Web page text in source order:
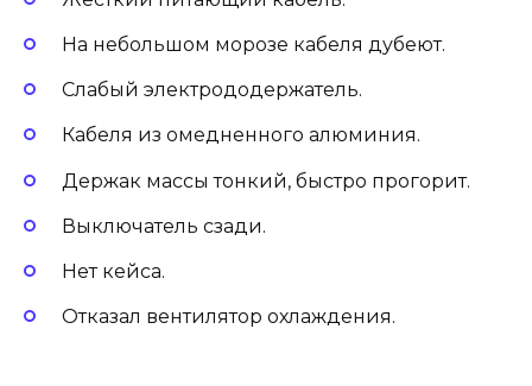
На небольшом морозе кабеля дубеют.
Слабый электрододержатель.
Кабеля из омедненного алюминия.
Держак массы тонкий, быстро прогорит.
Выключатель сзади.
Нет кейса.
Отказал вентилятор охлаждения.